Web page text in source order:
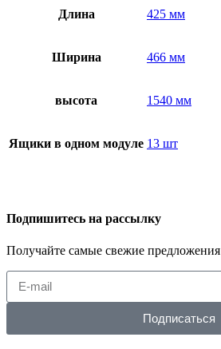
Длина 425 мм
Ширина 466 мм
высота 1540 мм
Ящики в одном модуле 13 шт
Подпишитесь на рассылку
Получайте самые свежие предложения
Подписаться